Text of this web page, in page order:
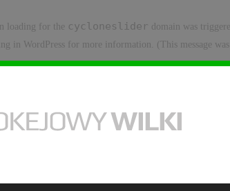
loading for the cycloneslider domain was
in WordPress for more information. (This message